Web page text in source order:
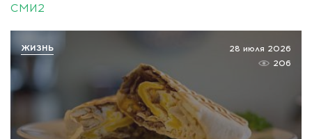
СМИ2
28 июля 2026
206
ЖИЗНЬ